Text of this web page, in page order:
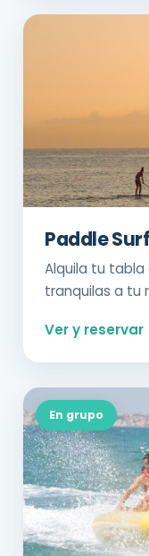
Paddle Surf
Alquila tu tabla
tranquilas a tu
Ver y reservar
En grupo